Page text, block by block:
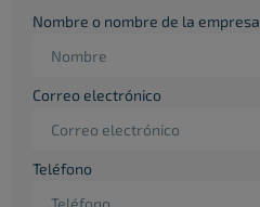
Nombre o nombre de la empresa
Correo electrónico
Teléfono